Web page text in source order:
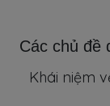
Các chủ đề
Khái niệm